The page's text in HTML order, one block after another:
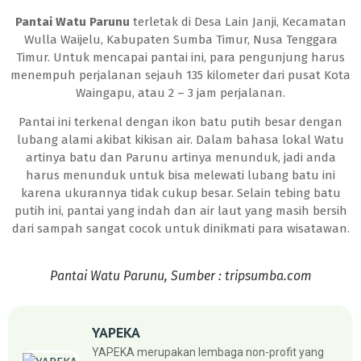
Pantai Watu Parunu terletak di Desa Lain Janji, Kecamatan
Wulla Waijelu, Kabupaten Sumba Timur, Nusa Tenggara
Timur. Untuk mencapai pantai ini, para pengunjung harus
menempuh perjalanan sejauh 135 kilometer dari pusat Kota
Waingapu, atau 2 – 3 jam perjalanan.
Pantai ini terkenal dengan ikon batu putih besar dengan
lubang alami akibat kikisan air. Dalam bahasa lokal Watu
artinya batu dan Parunu artinya menunduk, jadi anda
harus menunduk untuk bisa melewati lubang batu ini
karena ukurannya tidak cukup besar. Selain tebing batu
putih ini, pantai yang indah dan air laut yang masih bersih
dari sampah sangat cocok untuk dinikmati para wisatawan.
Pantai Watu Parunu, Sumber : tripsumba.com
YAPEKA
YAPEKA merupakan lembaga non-profit yang